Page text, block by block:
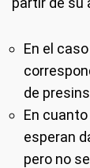
En el
de
En
esperan
pero no